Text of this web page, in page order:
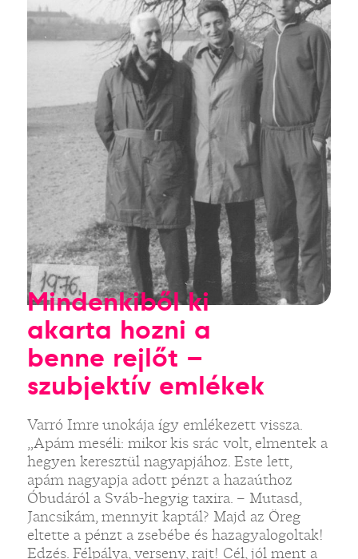
Mindenkiből ki
akarta hozni a
benne rejlőt –
szubjektív emlékek
Varró Imre unokája így emlékezett vissza.
„Apám meséli: mikor kis srác volt, elmentek a
hegyen keresztül nagyapjához. Este lett,
apám nagyapja adott pénzt a hazaúthoz
Óbudáról a Sváb-hegyig taxira. – Mutasd,
Jancsikám, mennyit kaptál? Majd az Öreg
eltette a pénzt a zsebébe és hazagyalogoltak!
Edzés. Félpálya, verseny, rajt! Cél, jól ment a